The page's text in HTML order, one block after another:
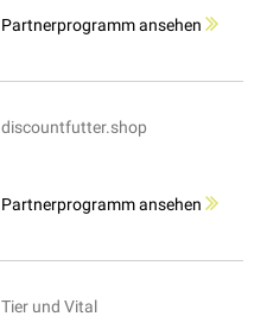
Partnerprogramm ansehen
discountfutter.shop
Partnerprogramm ansehen
Tier und Vital